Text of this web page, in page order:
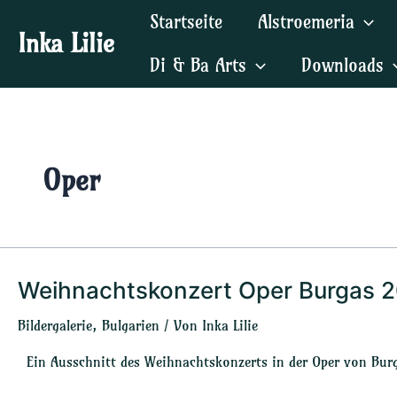
Inhalt
springen
Inka Lilie
Startseite Alstroemeria
Di & Ba Arts
Downloads
Oper
Weihnachtskonzert Oper Burgas
Bildergalerie, Bulgarien / Von Inka Lilie
Ein Ausschnitt des Weihnachtskonzerts in der Oper von
Weihnachtskonzert
Burgas
2021